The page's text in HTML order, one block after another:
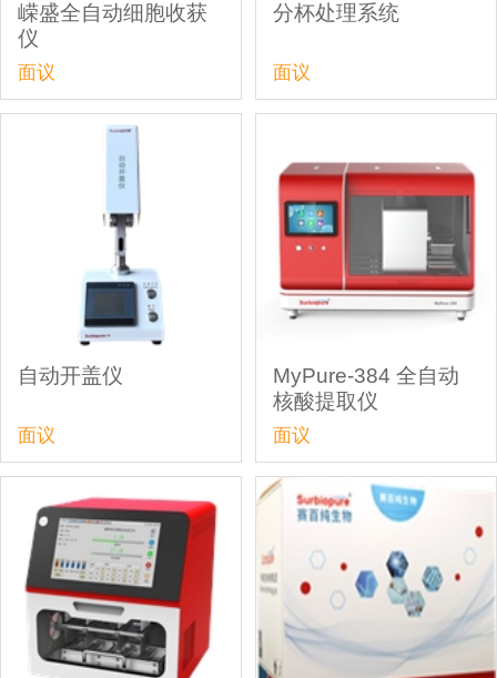
嵘盛全自动细胞收获
仪
面议
分杯处理系统
面议
自动开盖仪
面议
MyPure-384 全自动
核酸提取仪
面议